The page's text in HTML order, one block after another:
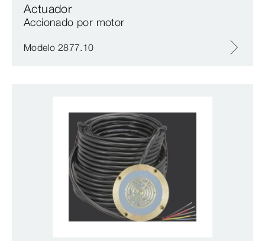
Actuador
Accionado por motor
Modelo 2877.10